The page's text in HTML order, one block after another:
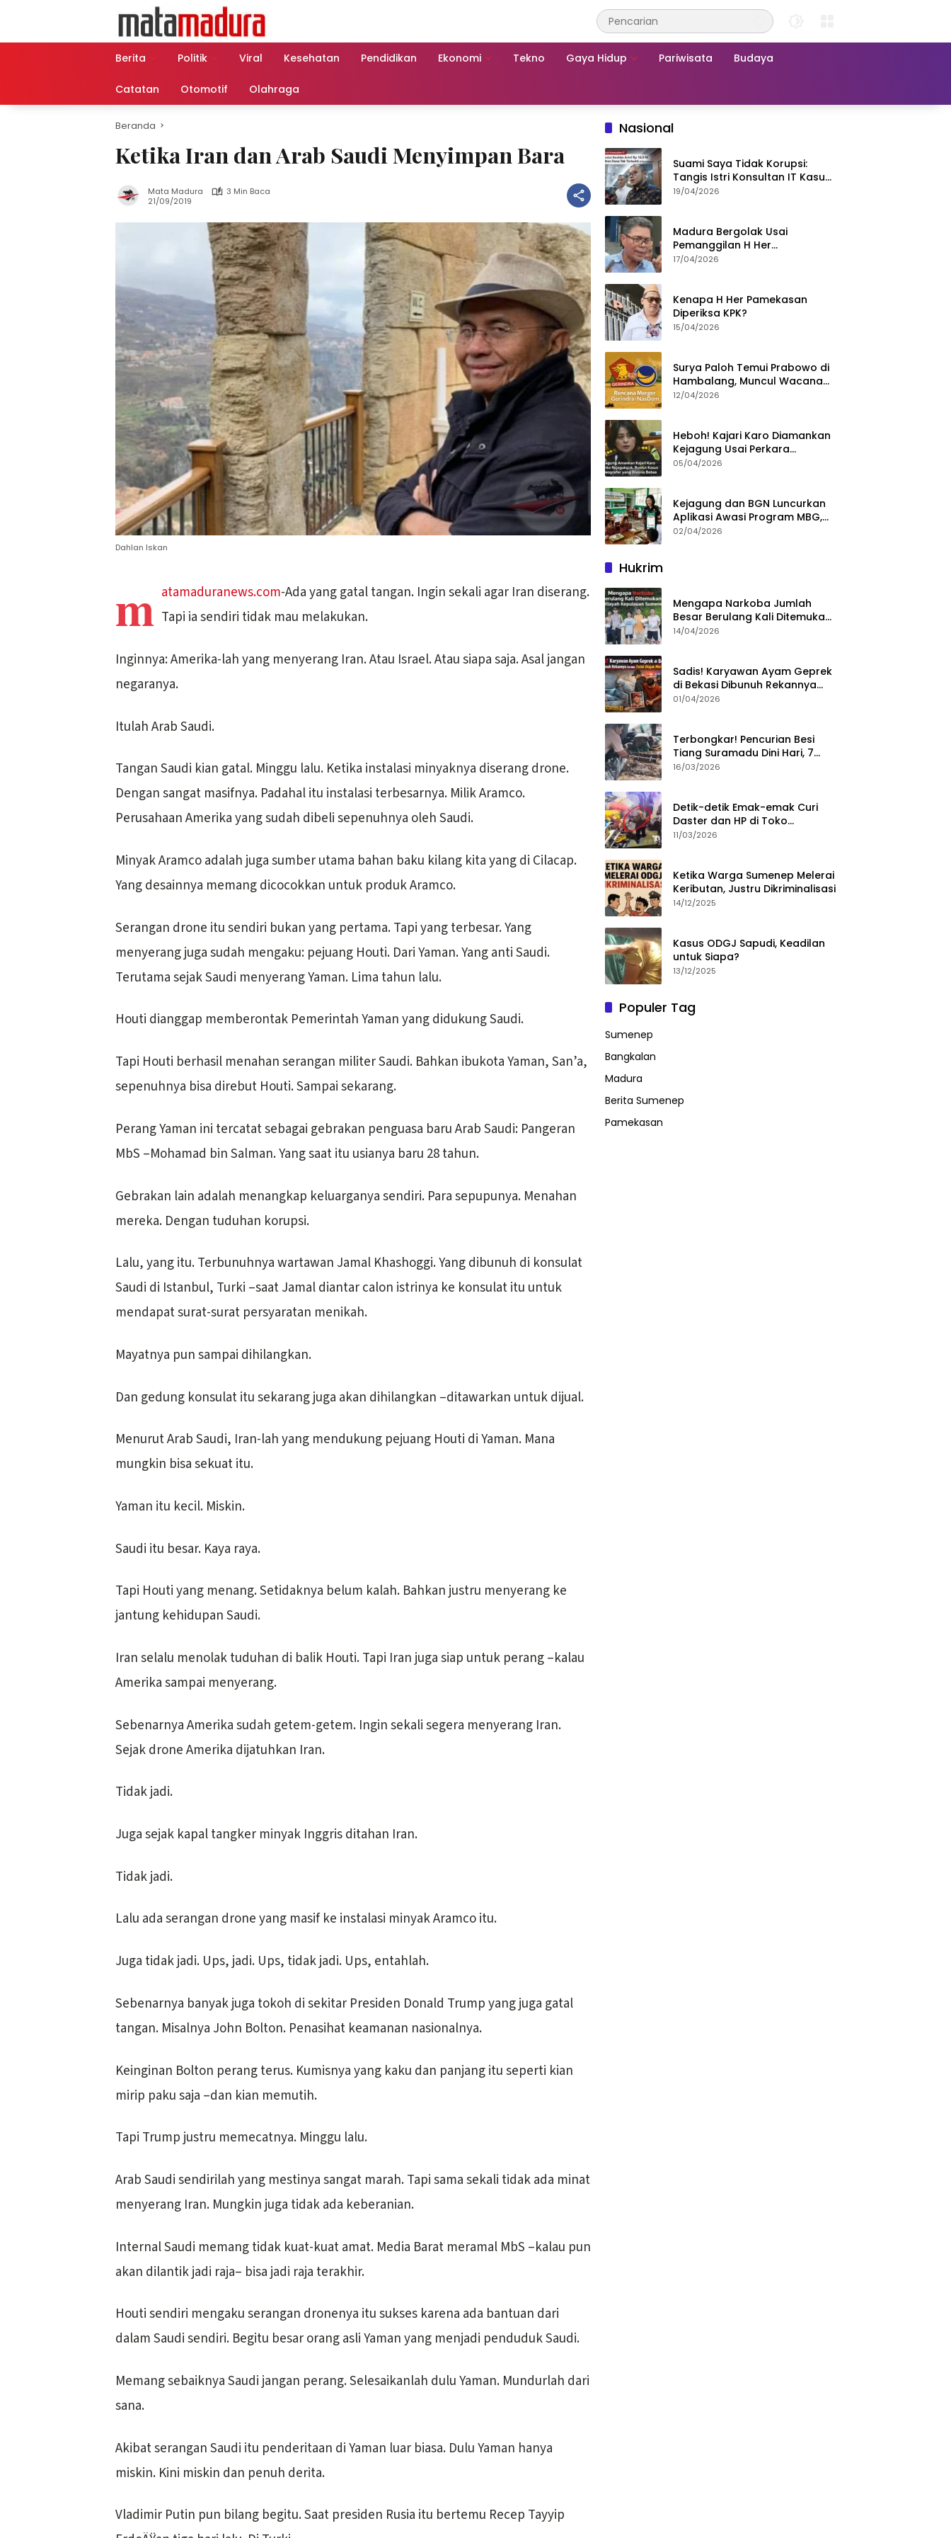
Berita
Politik Viral Kesehatan Pendidikan Ekonomi Tekno Gaya Hidup Pariwisata Budaya
Catatan Otomotif Olahraga
Beranda
Ketika Iran dan Arab Saudi Menyimpan Bara
Mata Madura
3 Min Baca
21/09/2019
Dahlan Iskan
m atamaduranews.com-Ada yang gatal tangan. Ingin sekali agar Iran diserang.
Tapi ia sendiri tidak mau melakukan.
Inginnya: Amerika-lah yang menyerang Iran. Atau Israel. Atau siapa saja. Asal jangan
negaranya.
Itulah Arab Saudi.
Tangan Saudi kian gatal. Minggu lalu. Ketika instalasi minyaknya diserang drone.
Dengan sangat masifnya. Padahal itu instalasi terbesarnya. Milik Aramco.
Perusahaan Amerika yang sudah dibeli sepenuhnya oleh Saudi.
Minyak Aramco adalah juga sumber utama bahan baku kilang kita yang di Cilacap.
Yang desainnya memang dicocokkan untuk produk Aramco.
Serangan drone itu sendiri bukan yang pertama. Tapi yang terbesar. Yang
menyerang juga sudah mengaku: pejuang Houti. Dari Yaman. Yang anti Saudi.
Terutama sejak Saudi menyerang Yaman. Lima tahun lalu.
Houti dianggap memberontak Pemerintah Yaman yang didukung Saudi.
Tapi Houti berhasil menahan serangan militer Saudi. Bahkan ibukota Yaman, San’a,
sepenuhnya bisa direbut Houti. Sampai sekarang.
Perang Yaman ini tercatat sebagai gebrakan penguasa baru Arab Saudi: Pangeran
MbS –Mohamad bin Salman. Yang saat itu usianya baru 28 tahun.
Gebrakan lain adalah menangkap keluarganya sendiri. Para sepupunya. Menahan
mereka. Dengan tuduhan korupsi.
Lalu, yang itu. Terbunuhnya wartawan Jamal Khashoggi. Yang dibunuh di konsulat
Saudi di Istanbul, Turki –saat Jamal diantar calon istrinya ke konsulat itu untuk
mendapat surat-surat persyaratan menikah.
Mayatnya pun sampai dihilangkan.
Dan gedung konsulat itu sekarang juga akan dihilangkan –ditawarkan untuk dijual.
Menurut Arab Saudi, Iran-lah yang mendukung pejuang Houti di Yaman. Mana
mungkin bisa sekuat itu.
Yaman itu kecil. Miskin.
Saudi itu besar. Kaya raya.
Tapi Houti yang menang. Setidaknya belum kalah. Bahkan justru menyerang ke
jantung kehidupan Saudi.
Iran selalu menolak tuduhan di balik Houti. Tapi Iran juga siap untuk perang –kalau
Amerika sampai menyerang.
Sebenarnya Amerika sudah getem-getem. Ingin sekali segera menyerang Iran.
Sejak drone Amerika dijatuhkan Iran.
Tidak jadi.
Juga sejak kapal tangker minyak Inggris ditahan Iran.
Tidak jadi.
Lalu ada serangan drone yang masif ke instalasi minyak Aramco itu.
Juga tidak jadi. Ups, jadi. Ups, tidak jadi. Ups, entahlah.
Sebenarnya banyak juga tokoh di sekitar Presiden Donald Trump yang juga gatal
tangan. Misalnya John Bolton. Penasihat keamanan nasionalnya.
Keinginan Bolton perang terus. Kumisnya yang kaku dan panjang itu seperti kian
mirip paku saja –dan kian memutih.
Tapi Trump justru memecatnya. Minggu lalu.
Arab Saudi sendirilah yang mestinya sangat marah. Tapi sama sekali tidak ada minat
menyerang Iran. Mungkin juga tidak ada keberanian.
Internal Saudi memang tidak kuat-kuat amat. Media Barat meramal MbS –kalau pun
akan dilantik jadi raja– bisa jadi raja terakhir.
Houti sendiri mengaku serangan dronenya itu sukses karena ada bantuan dari
dalam Saudi sendiri. Begitu besar orang asli Yaman yang menjadi penduduk Saudi.
Memang sebaiknya Saudi jangan perang. Selesaikanlah dulu Yaman. Mundurlah dari
sana.
Akibat serangan Saudi itu penderitaan di Yaman luar biasa. Dulu Yaman hanya
miskin. Kini miskin dan penuh derita.
Vladimir Putin pun bilang begitu. Saat presiden Rusia itu bertemu Recep Tayyip
Nasional
Suami Saya Tidak Korupsi:
Tangis Istri Konsultan IT Kasus
Nadiem Dituntut 22,5 Tahun
19/04/2026
Madura Bergolak Usai
Pemanggilan H Her
Pamekasan, Faizal Assegaf
17/04/2026
Kenapa H Her Pamekasan
Diperiksa KPK?
15/04/2026
Surya Paloh Temui Prabowo di
Hambalang, Muncul Wacana
Penggabungan NasDem dan
12/04/2026
Heboh! Kajari Karo Diamankan
Kejagung Usai Perkara
Videografer Divonis Bebas
05/04/2026
Kejagung dan BGN Luncurkan
Aplikasi Awasi Program MBG,
Begini Cara Lapornya
02/04/2026
Hukrim
Mengapa Narkoba Jumlah
Besar Berulang Kali Ditemukan
di Wilayah Kepulauan
14/04/2026
Sadis! Karyawan Ayam Geprek
di Bekasi Dibunuh Rekannya
karena Tolak Diajak Merampok
01/04/2026
Terbongkar! Pencurian Besi
Tiang Suramadu Dini Hari, 7
ABK Ditangkap Polisi
16/03/2026
Detik-detik Emak-emak Curi
Daster dan HP di Toko
Sumenep, Aksi Terekam CCTV
11/03/2026
Ketika Warga Sumenep Melerai
Keributan, Justru Dikriminalisasi
14/12/2025
Kasus ODGJ Sapudi, Keadilan
untuk Siapa?
13/12/2025
Populer Tag
Sumenep
Bangkalan
Madura
Berita Sumenep
Pamekasan